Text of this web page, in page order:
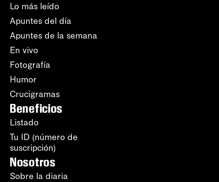
Lo más leído
Apuntes del día
Apuntes de la semana
En vivo
Fotografía
Humor
Crucigramas
Beneficios
Listado
Tu ID (número de
suscripción)
Nosotros
Sobre la diaria